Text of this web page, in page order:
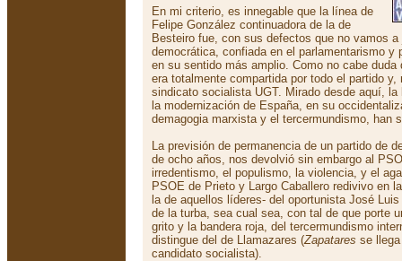
En mi criterio, es innegable que la línea de
Felipe González continuadora de la de
Besteiro fue, con sus defectos que no vamos
democrática, confiada en el parlamentarismo y
en su sentido más amplio. Como no cabe
era totalmente compartida por todo el partido
sindicato socialista UGT. Mirado desde aquí, la
la modernización de España, en su
demagogia marxista y el tercermundismo, han
La previsión de permanencia de un partido de
de ocho años, nos devolvió sin embargo al
irredentismo, el populismo, la violencia, y el
PSOE de Prieto y Largo Caballero redivivo en
la de aquellos líderes- del oportunista José
de la turba, sea cual sea, con tal de que porte
grito y la bandera roja, del tercermundismo
distingue del de Llamazares (Zapatares se
candidato socialista).